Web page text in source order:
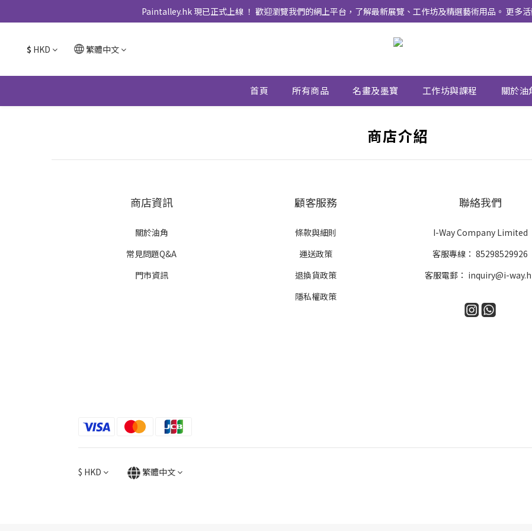
Paintalley.hk 現已正式上線 ！ 歡迎瀏覽我們的網上平台，了解最新展覽、工作坊及精選藝術用品。 更多
$ HKD 繁體中文
首頁 所有商品 名畫及墨寶 工作坊與課程 關於油
商店介紹
商店資訊
關於油角
常見問題Q&A
門市資訊
顧客服務
條款與細則
運送政策
退換貨政策
隱私權政策
聯絡我們
I-Way Company Limited
客服專線：85298529926
客服電郵： inquiry@i-
$ HKD 繁體中文